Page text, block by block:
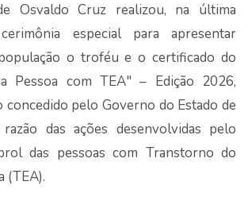
Osvaldo Cruz realizou, na última
especial para apresentar
o troféu e o certificado do
Pessoa com TEA" – Edição 2026,
concedido pelo Governo do Estado de
das ações desenvolvidas pelo
das pessoas com Transtorno do
(TEA).